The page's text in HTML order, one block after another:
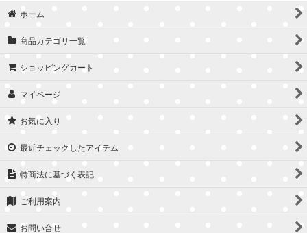
ホーム
商品カテゴリ一覧
ショッピングカート
マイページ
お気に入り
最近チェックしたアイテム
特商法に基づく表記
ご利用案内
お問い合せ